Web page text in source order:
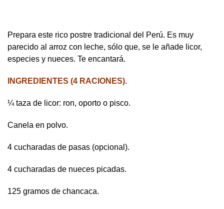
Prepara este rico postre tradicional del Perú. Es muy
parecido al arroz con leche, sólo que, se le añade licor,
especies y nueces. Te encantará.
INGREDIENTES (4 RACIONES).
¼ taza de licor: ron, oporto o pisco.
Canela en polvo.
4 cucharadas de pasas (opcional).
4 cucharadas de nueces picadas.
125 gramos de chancaca.